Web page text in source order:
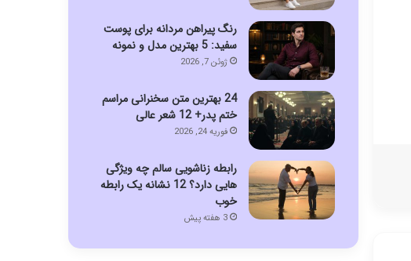
رنگ پیراهن مردانه برای پوست
سفید: 5 بهترین مدل و نمونه
ژوئن 7, 2026
24 بهترین متن سخنرانی مراسم
ختم پدر+ 12 شعر عالی
فوریه 24, 2026
رابطه زناشویی سالم چه ویژگی
هایی دارد؟ 12 نشانه یک رابطه
خوب
3 هفته پیش